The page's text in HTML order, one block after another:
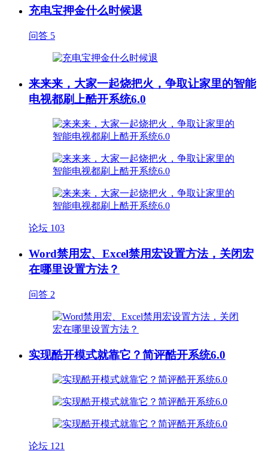
充电宝押金什么时候退
问答 5
来来来，大家一起烧把火，争取让家里的智能
电视都刷上酷开系统6.0
论坛 103
Word禁用宏、Excel禁用宏设置方法，关闭宏
在哪里设置方法？
问答 2
实现酷开模式就靠它？简评酷开系统6.0
论坛 121